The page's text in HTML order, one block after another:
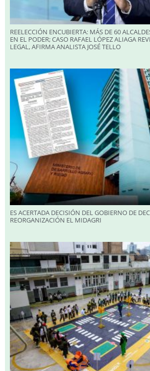
REELECCIÓN ENCUBIERTA: MÁS DE 60
EN EL PODER; CASO RAFAEL LÓPEZ ALIAGA
LEGAL, AFIRMA ANALISTA JOSÉ TELLO
ES ACERTADA DECISIÓN DEL GOBIERNO DE
REORGANIZACIÓN EL MIDAGRI